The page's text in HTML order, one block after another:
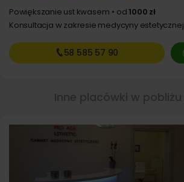
Powiększanie ust kwasem od1000 zł
Konsultacja w zakresie medycyny estetycznej
58 585 57 90